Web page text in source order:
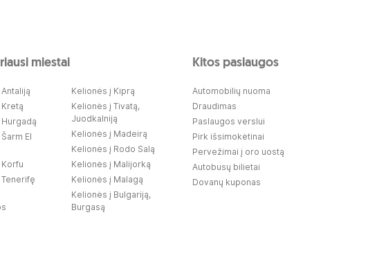
miestai
El
Kelionės į Kiprą
Kelionės į Tivatą,
Juodkalniją
Kelionės į Madeirą
Kelionės į Rodo Salą
Kelionės į Malijorką
Kelionės į Malagą
Kelionės į Bulgariją,
Burgasą
Kitos paslaugos
Automobilių nuoma
Draudimas
Paslaugos verslui
Pirk išsimokėtinai
Pervežimai į oro uostą
Autobusų bilietai
Dovanų kuponas